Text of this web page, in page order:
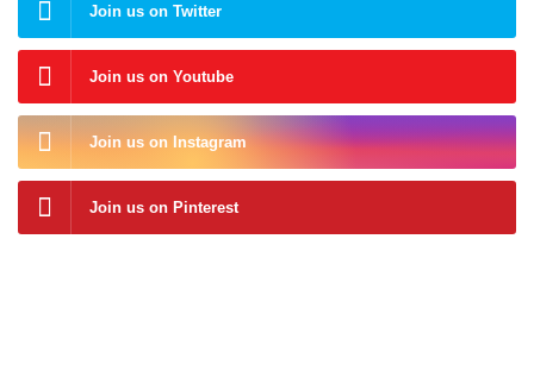
Join us on Twitter
Join us on Youtube
Join us on Instagram
Join us on Pinterest